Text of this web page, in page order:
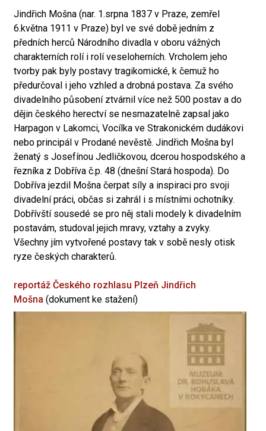
Jindřich Mošna (nar. 1.srpna 1837 v Praze, zemřel
6.května 1911 v Praze) byl ve své době jedním z
předních herců Národního divadla v oboru vážných
charakterních rolí i rolí veseloherních. Vrcholem jeho
tvorby pak byly postavy tragikomické, k čemuž ho
předurčoval i jeho vzhled a drobná postava. Za svého
divadelního působení ztvárnil více než 500 postav a do
dějin českého herectví se nesmazatelně zapsal jako
Harpagon v Lakomci, Vocílka ve Strakonickém dudákovi
nebo principál v Prodané nevěstě. Jindřich Mošna byl
ženatý s Josefínou Jedličkovou, dcerou hospodského a
řezníka z Dobříva č.p. 48 (dnešní Stará hospoda). Do
Dobříva jezdil Mošna čerpat síly a inspiraci pro svoji
divadelní práci, občas si zahrál i s místními ochotníky.
Dobřívští sousedé se pro něj stali modely k divadelním
postavám, studoval jejich mravy, vztahy a zvyky.
Všechny jím vytvořené postavy tak v sobě nesly otisk
ryze českých charakterů.
reportáž Českého rozhlasu Plzeň Jindřich
Mošna (dokument ke stažení)